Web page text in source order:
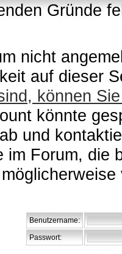
Gründe
nicht
auf dieser
können
könnte
und
im Forum, die
Benutzername:
Passwort: